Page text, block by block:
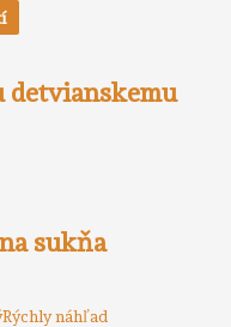
detvianskemu
sukňa
Rýchly náhľad